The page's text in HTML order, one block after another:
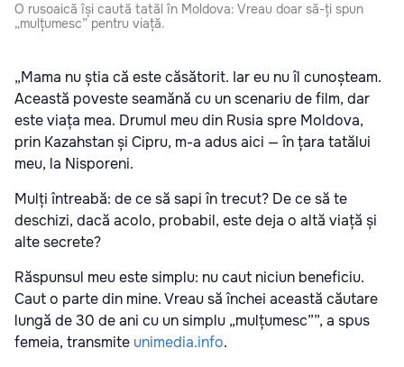
O rusoaică își caută tatăl în Moldova: Vreau doar să-ți spun
„mulțumesc” pentru viață.
„Mama nu știa că este căsătorit. Iar eu nu îl cunoșteam.
Această poveste seamănă cu un scenariu de film, dar
este viața mea. Drumul meu din Rusia spre Moldova,
prin Kazahstan și Cipru, m-a adus aici — în țara tatălui
meu, la Nisporeni.
Mulți întreabă: de ce să sapi în trecut? De ce să te
deschizi, dacă acolo, probabil, este deja o altă viață și
alte secrete?
Răspunsul meu este simplu: nu caut niciun beneficiu.
Caut o parte din mine. Vreau să închei această căutare
lungă de 30 de ani cu un simplu „mulțumesc””, a spus
femeia, transmite unimedia.info.